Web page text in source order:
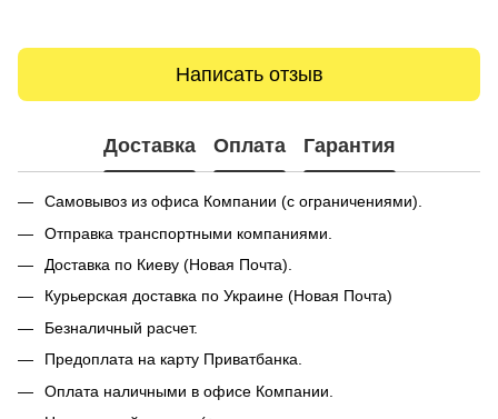
Написать отзыв
Доставка Оплата Гарантия
Самовывоз из офиса Компании (с ограничениями).
Отправка транспортными компаниями.
Доставка по Киеву (Новая Почта).
Курьерская доставка по Украине (Новая Почта)
Безналичный расчет.
Предоплата на карту Приватбанка.
Оплата наличными в офисе Компании.